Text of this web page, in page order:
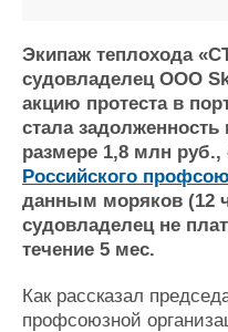
Судостроение
Пульс
Новости
Компании
Репутация
Работа
Крюинг
Журнал
Экипаж теплохода
судовладелец ООО
акцию протеста в
стала задолженность
размере 1,8 млн
Российского
данным моряков (12
судовладелец не
течение 5 мес.
Как рассказал
профсоюзной